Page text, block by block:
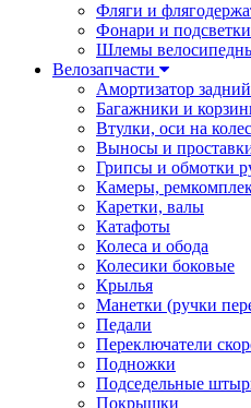
Фляги и
Фонари и подсветки
Шлемы
Велозапчасти
Амортизатор задний
Багажники и
Втулки, оси на
Выносы и
Грипсы и обмотки
Камеры,
Каретки, валы
Катафоты
Колеса и обода
Колесики боковые
Крылья
Манетки (ручки
Педали
Переключатели
Подножки
Подседельные
Покрышки